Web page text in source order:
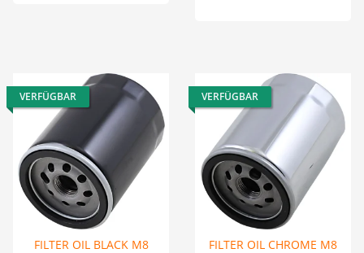
VERFÜGBAR
FILTER OIL BLACK M8
VERFÜGBAR
FILTER OIL CHROME M8